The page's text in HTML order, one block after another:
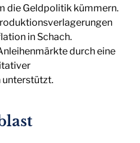
die Geldpolitik kümmern.
in Schach.
durch eine
unterstützt.